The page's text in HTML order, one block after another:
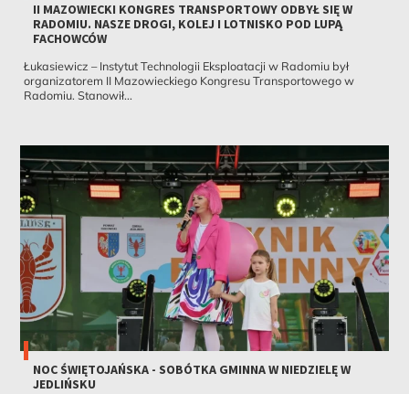
II MAZOWIECKI KONGRES TRANSPORTOWY ODBYŁ SIĘ W
RADOMIU. NASZE DROGI, KOLEJ I LOTNISKO POD LUPĄ
FACHOWCÓW
Łukasiewicz – Instytut Technologii Eksploatacji w Radomiu był
organizatorem II Mazowieckiego Kongresu Transportowego w
Radomiu. Stanowił...
NOC ŚWIĘTOJAŃSKA - SOBÓTKA GMINNA W NIEDZIELĘ W
JEDLIŃSKU